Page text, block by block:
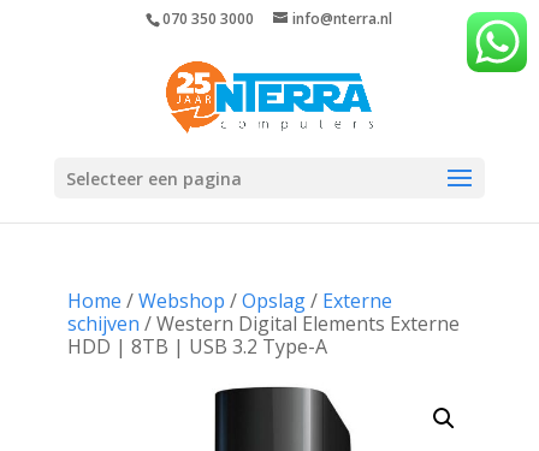
070 350 3000 info@nterra.nl
Selecteer een pagina
Home /Webshop /Opslag/ Externe
schijven / Western Digital Elements Externe
HDD | 8TB | USB 3.2 Type-A